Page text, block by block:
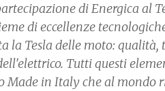
di Energica al
di eccellenze
la Tesla delle moto: qualità,
Tutti questi
in Italy che al mondo